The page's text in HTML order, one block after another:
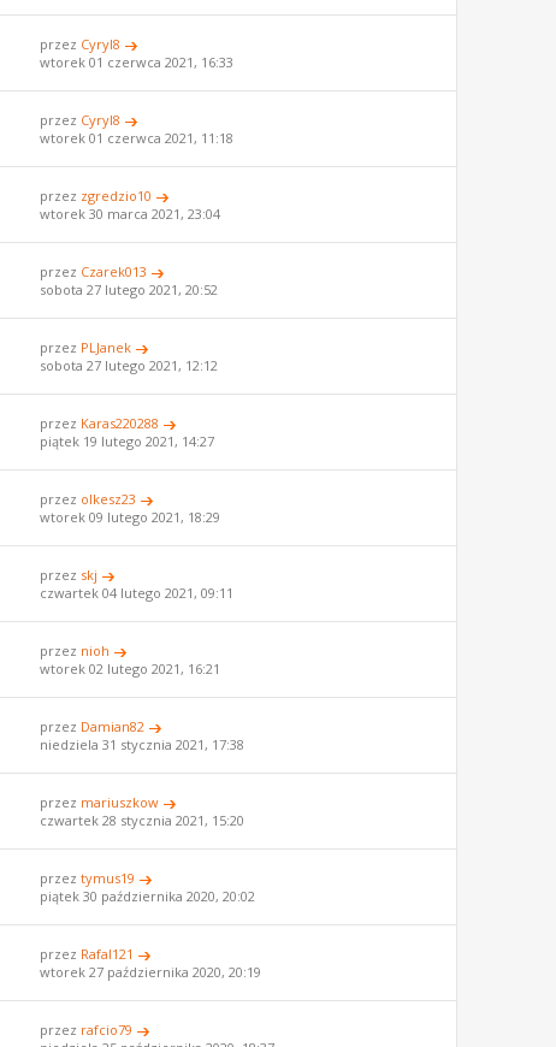
przez Cyryl8
wtorek 01 czerwca 2021, 16:33
przez Cyryl8
wtorek 01 czerwca 2021, 11:18
przez zgredzio10
wtorek 30 marca 2021, 23:04
przez Czarek013
sobota 27 lutego 2021, 20:52
przez PLJanek
sobota 27 lutego 2021, 12:12
przez Karas220288
piątek 19 lutego 2021, 14:27
przez olkesz23
wtorek 09 lutego 2021, 18:29
przez skj
czwartek 04 lutego 2021, 09:11
przez nioh
wtorek 02 lutego 2021, 16:21
przez Damian82
niedziela 31 stycznia 2021, 17:38
przez mariuszkow
czwartek 28 stycznia 2021, 15:20
przeztymus19
piątek 30 października 2020, 20:02
przez Rafal121
wtorek 27 października 2020, 20:19
przez rafcio79